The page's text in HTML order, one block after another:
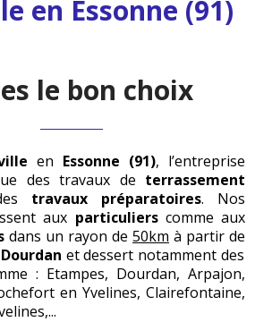
en Essonne (91)
le bon choix
en Essonne (91), l’entreprise
des travaux de terrassement
travaux préparatoires. Nos
aux particulierscomme aux
dans un rayon de 50km à partir de
et dessert notamment des
: Etampes, Dourdan, Arpajon,
en Yvelines, Clairefontaine,